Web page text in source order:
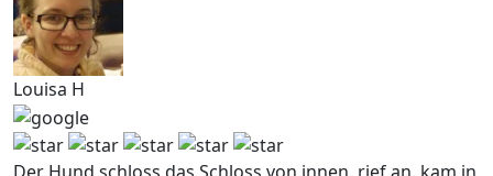
Louisa H